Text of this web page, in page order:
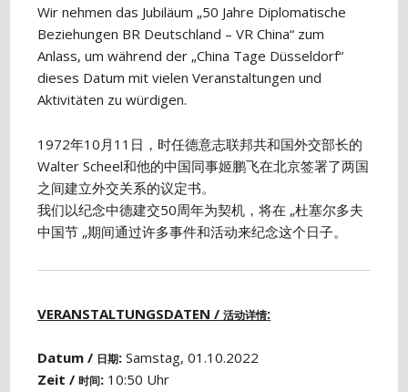
Wir nehmen das Jubiläum „50 Jahre Diplomatische
Beziehungen BR Deutschland – VR China“ zum
Anlass, um während der „China Tage Düsseldorf“
dieses Datum mit vielen Veranstaltungen und
Aktivitäten zu würdigen.
1972年10月11日，时任德意志联邦共和国外交部长的
Walter Scheel和他的中国同事姬鹏飞在北京签署了两国
之间建立外交关系的议定书。
我们以纪念中德建交50周年为契机，将在 „杜塞尔多夫
中国节 „期间通过许多事件和活动来纪念这个日子。
VERANSTALTUNGSDATEN /活动详情:
Datum / 日期: Samstag, 01.10.2022
Zeit /时间: 10:50 Uhr